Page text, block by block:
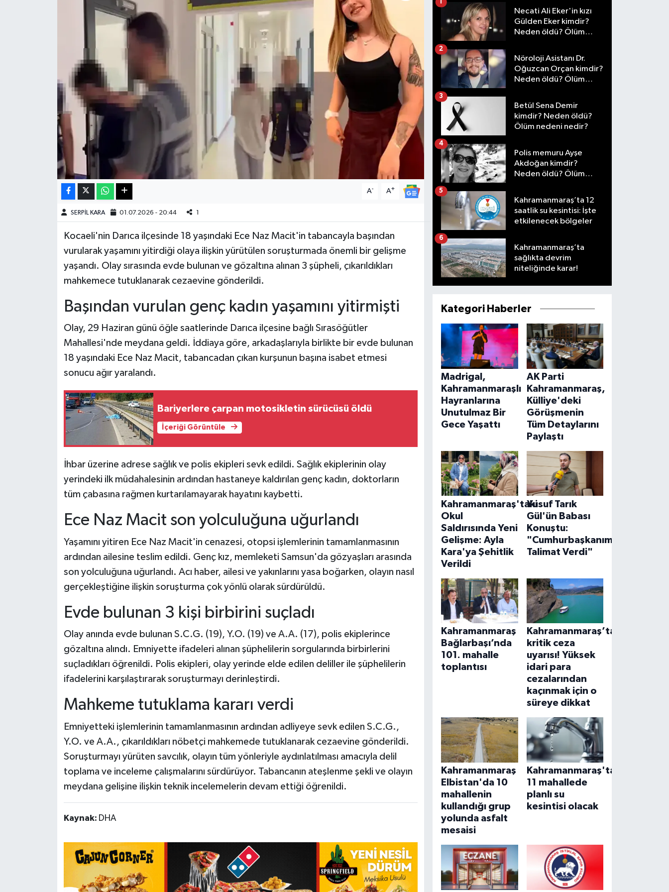
A- A+
SERPİL KARA 01.07.2026 - 20:44 1
Kocaeli'nin Darıca ilçesinde 18 yaşındaki Ece Naz Macit'in tabancayla başından
vurularak yaşamını yitirdiği olaya ilişkin yürütülen soruşturmada önemli bir gelişme
yaşandı. Olay sırasında evde bulunan ve gözaltına alınan 3 şüpheli, çıkarıldıkları
mahkemece tutuklanarak cezaevine gönderildi.
Başından vurulan genç kadın yaşamını yitirmişti
Olay, 29 Haziran günü öğle saatlerinde Darıca ilçesine bağlı Sırasöğütler
Mahallesi'nde meydana geldi. İddiaya göre, arkadaşlarıyla birlikte bir evde bulunan
18 yaşındaki Ece Naz Macit, tabancadan çıkan kurşunun başına isabet etmesi
sonucu ağır yaralandı.
Bariyerlere çarpan motosikletin sürücüsü öldü
İçeriği Görüntüle
İhbar üzerine adrese sağlık ve polis ekipleri sevk edildi. Sağlık ekiplerinin olay
yerindeki ilk müdahalesinin ardından hastaneye kaldırılan genç kadın, doktorların
tüm çabasına rağmen kurtarılamayarak hayatını kaybetti.
Ece Naz Macit son yolculuğuna uğurlandı
Yaşamını yitiren Ece Naz Macit'in cenazesi, otopsi işlemlerinin tamamlanmasının
ardından ailesine teslim edildi. Genç kız, memleketi Samsun'da gözyaşları arasında
son yolculuğuna uğurlandı. Acı haber, ailesi ve yakınlarını yasa boğarken, olayın nasıl
gerçekleştiğine ilişkin soruşturma çok yönlü olarak sürdürüldü.
Evde bulunan 3 kişi birbirini suçladı
Olay anında evde bulunan S.C.G. (19), Y.O. (19) ve A.A. (17), polis ekiplerince
gözaltına alındı. Emniyette ifadeleri alınan şüphelilerin sorgularında birbirlerini
suçladıkları öğrenildi. Polis ekipleri, olay yerinde elde edilen deliller ile şüphelilerin
ifadelerini karşılaştırarak soruşturmayı derinleştirdi.
Mahkeme tutuklama kararı verdi
Emniyetteki işlemlerinin tamamlanmasının ardından adliyeye sevk edilen S.C.G.,
Y.O. ve A.A., çıkarıldıkları nöbetçi mahkemede tutuklanarak cezaevine gönderildi.
Soruşturmayı yürüten savcılık, olayın tüm yönleriyle aydınlatılması amacıyla delil
toplama ve inceleme çalışmalarını sürdürüyor. Tabancanın ateşlenme şekli ve olayın
meydana gelişine ilişkin teknik incelemelerin devam ettiği öğrenildi.
Kaynak: DHA
Necati Ali Eker'in kızı
Gülden Eker kimdir?
Neden öldü? Ölüm
1
Nöroloji Asistanı Dr.
Oğuzcan Orçan kimdir?
Neden öldü? Ölüm
2
Betül Sena Demir
kimdir? Neden öldü?
Ölüm nedeni nedir?
3
Polis memuru Ayşe
Akdoğan kimdir?
Neden öldü? Ölüm
4
Kahramanmaraş’ta 12
saatlik su kesintisi: İşte
etkilenecek bölgeler
5
Kahramanmaraş’ta
sağlıkta devrim
niteliğinde karar!
6
Kategori Haberler
Madrigal,
Kahramanmaraşlı
Hayranlarına
Unutulmaz Bir
Gece Yaşattı
AK Parti
Kahramanmaraş,
Külliye'deki
Görüşmenin
Tüm Detaylarını
Paylaştı
Kahramanmaraş'taki
Okul
Saldırısında Yeni
Gelişme: Ayla
Kara'ya Şehitlik
Verildi
Yusuf Tarık
Gül'ün Babası
Konuştu:
"Cumhurbaşkanımız
Talimat Verdi"
Kahramanmaraş
Bağlarbaşı’nda
101. mahalle
toplantısı
Kahramanmaraş’ta
kritik ceza
uyarısı! Yüksek
idari para
cezalarından
kaçınmak için o
süreye dikkat
Kahramanmaraş
Elbistan'da 10
mahallenin
kullandığı grup
yolunda asfalt
mesaisi
Kahramanmaraş'ta
11 mahallede
planlı su
kesintisi olacak
Manşet Altı
Manşetler
Resmi İlan
SürManşet